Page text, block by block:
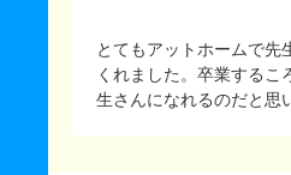
とてもアットホームで先
くれました。卒業するこ
生さんになれるのだと思